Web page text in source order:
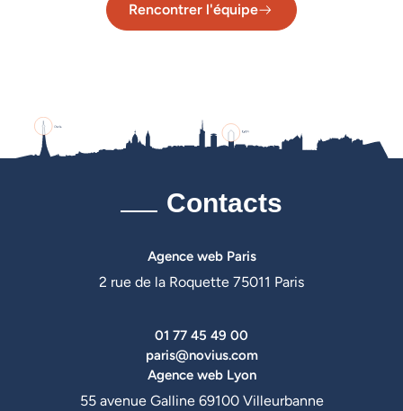
Rencontrer l'équipe
Contacts
Agence web Paris
2 rue de la Roquette 75011 Paris
01 77 45 49 00
paris@novius.com
Agence web Lyon
55 avenue Galline 69100 Villeurbanne